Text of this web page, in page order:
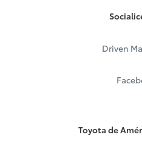
Driven
Toyota de